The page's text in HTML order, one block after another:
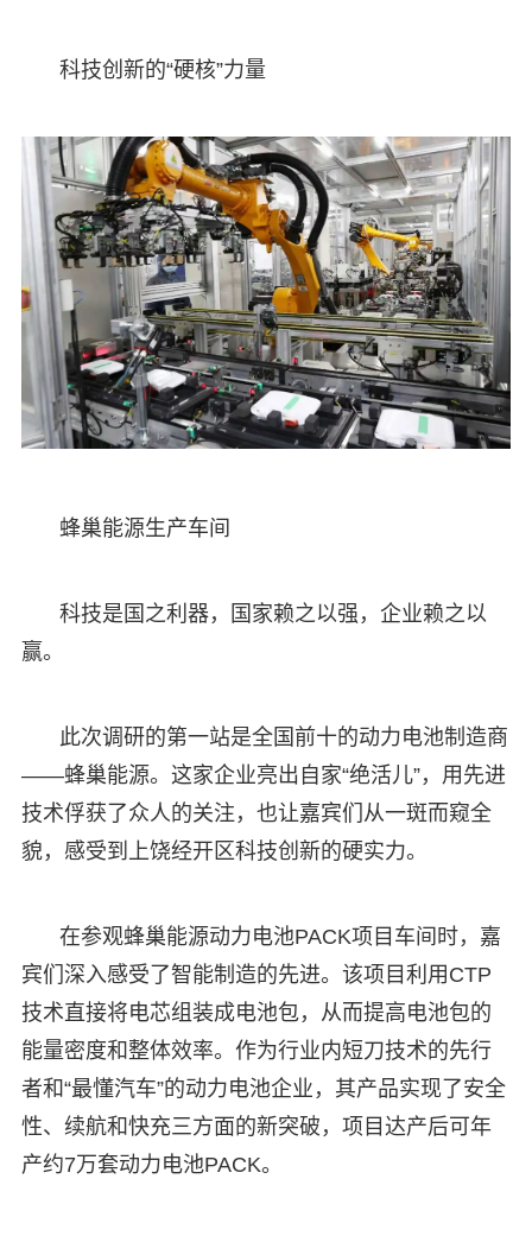
科技创新的“硬核”力量
蜂巢能源生产车间
科技是国之利器，国家赖之以强，企业赖之以
赢。
此次调研的第一站是全国前十的动力电池制造商
——蜂巢能源。这家企业亮出自家“绝活儿”，用先进
技术俘获了众人的关注，也让嘉宾们从一斑而窥全
貌，感受到上饶经开区科技创新的硬实力。
在参观蜂巢能源动力电池PACK项目车间时，嘉
宾们深入感受了智能制造的先进。该项目利用CTP
技术直接将电芯组装成电池包，从而提高电池包的
能量密度和整体效率。作为行业内短刀技术的先行
者和“最懂汽车”的动力电池企业，其产品实现了安全
性、续航和快充三方面的新突破，项目达产后可年
产约7万套动力电池PACK。